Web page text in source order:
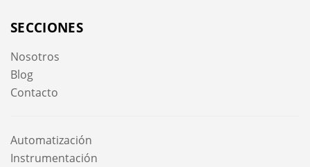
SECCIONES
Nosotros
Blog
Contacto
Automatización
Instrumentación